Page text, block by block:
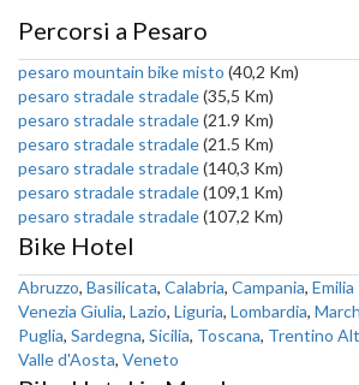
Percorsi a Pesaro
pesaro mountain bike misto (40,2 Km)
pesaro stradale stradale(35,5 Km)
pesaro stradale stradale(21.9 Km)
pesaro stradale stradale(21.5 Km)
pesaro stradale stradale(140,3 Km)
pesaro stradale stradale(109,1 Km)
pesaro stradale stradale(107,2 Km)
Bike Hotel
Abruzzo, Basilicata, Calabria, Campania, Emilia
Venezia Giulia, Lazio, Liguria, Lombardia,
Puglia, Sardegna, Sicilia, Toscana, Trentino
Valle d'Aosta, Veneto